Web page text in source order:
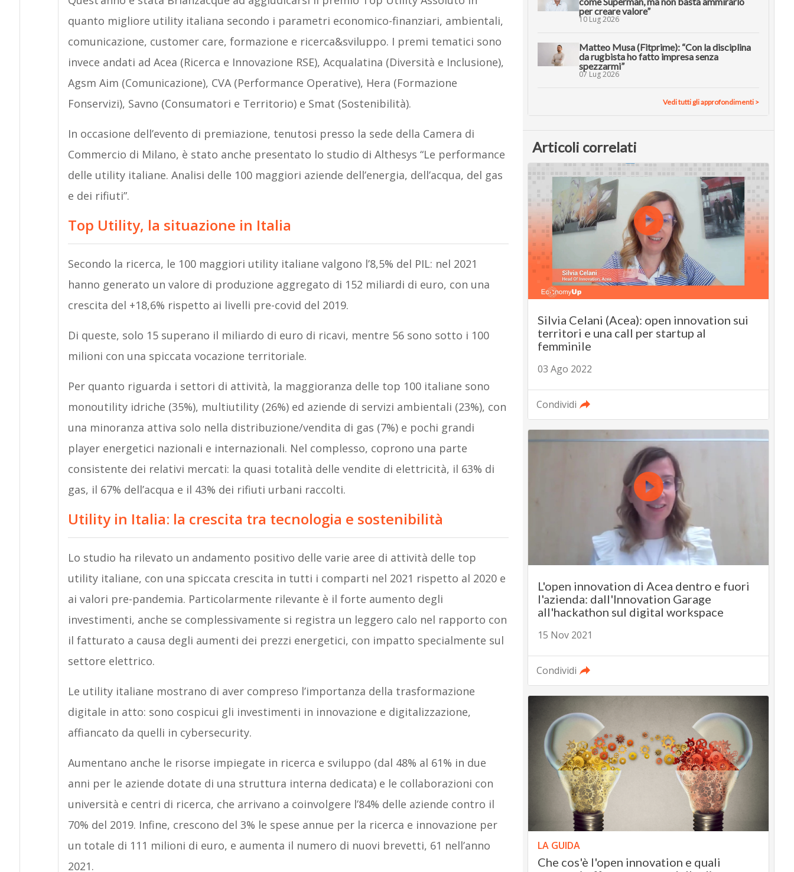
quanto migliore utility italiana secondo i parametri economico-finanziari, ambientali,
comunicazione, customer care, formazione e ricerca&sviluppo. I premi tematici sono
invece andati ad Acea (Ricerca e Innovazione RSE), Acqualatina (Diversità e Inclusione),
Agsm Aim (Comunicazione), CVA (Performance Operative), Hera (Formazione
Fonservizi), Savno (Consumatori e Territorio) e Smat (Sostenibilità).
In occasione dell’evento di premiazione, tenutosi presso la sede della Camera di
Commercio di Milano, è stato anche presentato lo studio di Althesys “Le performance
delle utility italiane. Analisi delle 100 maggiori aziende dell’energia, dell’acqua, del gas
e dei rifiuti”.
Top Utility, la situazione in Italia
Secondo la ricerca, le 100 maggiori utility italiane valgono l’8,5% del PIL: nel 2021
hanno generato un valore di produzione aggregato di 152 miliardi di euro, con una
crescita del +18,6% rispetto ai livelli pre-covid del 2019.
Di queste, solo 15 superano il miliardo di euro di ricavi, mentre 56 sono sotto i 100
milioni con una spiccata vocazione territoriale.
Per quanto riguarda i settori di attività, la maggioranza delle top 100 italiane sono
monoutility idriche (35%), multiutility (26%) ed aziende di servizi ambientali (23%), con
una minoranza attiva solo nella distribuzione/vendita di gas (7%) e pochi grandi
player energetici nazionali e internazionali. Nel complesso, coprono una parte
consistente dei relativi mercati: la quasi totalità delle vendite di elettricità, il 63% di
gas, il 67% dell’acqua e il 43% dei rifiuti urbani raccolti.
Utility in Italia: la crescita tra tecnologia e sostenibilità
Lo studio ha rilevato un andamento positivo delle varie aree di attività delle top
utility italiane, con una spiccata crescita in tutti i comparti nel 2021 rispetto al 2020 e
ai valori pre-pandemia. Particolarmente rilevante è il forte aumento degli
investimenti, anche se complessivamente si registra un leggero calo nel rapporto con
il fatturato a causa degli aumenti dei prezzi energetici, con impatto specialmente sul
settore elettrico.
Le utility italiane mostrano di aver compreso l’importanza della trasformazione
digitale in atto: sono cospicui gli investimenti in innovazione e digitalizzazione,
affiancato da quelli in cybersecurity.
Aumentano anche le risorse impiegate in ricerca e sviluppo (dal 48% al 61% in due
anni per le aziende dotate di una struttura interna dedicata) e le collaborazioni con
università e centri di ricerca, che arrivano a coinvolgere l’84% delle aziende contro il
70% del 2019. Infine, crescono del 3% le spese annue per la ricerca e innovazione per
un totale di 111 milioni di euro, e aumenta il numero di nuovi brevetti, 61 nell’anno
2021.
per creare valore”
10 Lug 2026
Matteo Musa (Fitprime): “Con la disciplina
da rugbista ho fatto impresa senza
spezzarmi”
07 Lug 2026
Vedi tutti gli approfondimenti >
Articoli correlati
Silvia Celani (Acea): open innovation sui
territori e una call per startup al
femminile
03 Ago 2022
Condividi
L'open innovation di Acea dentro e fuori
l'azienda: dall'Innovation Garage
all'hackathon sul digital workspace
15 Nov 2021
Condividi
LA GUIDA
Che cos'è l'open innovation e quali